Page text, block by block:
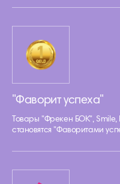
"Фаворит успеха"
Товары "Фрекен БОК", Smile,
становятся "Фаворитами